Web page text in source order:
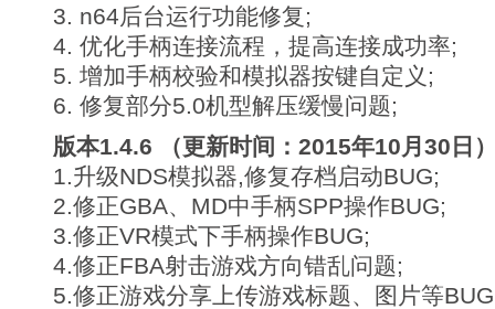
3. n64后台运行功能修复;
4. 优化手柄连接流程，提高连接成功率;
5. 增加手柄校验和模拟器按键自定义;
6. 修复部分5.0机型解压缓慢问题;
版本1.4.6 （更新时间：2015年10月30日
1.升级NDS模拟器,修复存档启动BUG;
2.修正GBA、MD中手柄SPP操作BUG;
3.修正VR模式下手柄操作BUG;
4.修正FBA射击游戏方向错乱问题;
5.修正游戏分享上传游戏标题、图片等